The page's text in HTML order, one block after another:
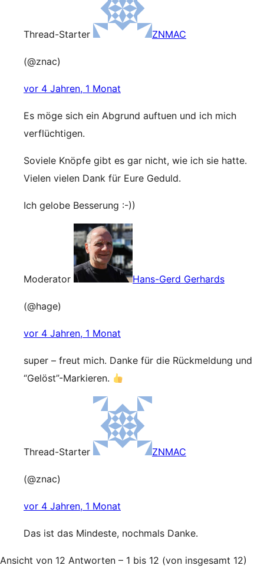
Thread-Starter ZNMAC
(@znac)
vor 4 Jahren, 1 Monat
Es möge sich ein Abgrund auftuen und ich mich
verflüchtigen.
Soviele Knöpfe gibt es gar nicht, wie ich sie hatte.
Vielen vielen Dank für Eure Geduld.
Ich gelobe Besserung :-))
Moderator Hans-Gerd Gerhards
(@hage)
vor 4 Jahren, 1 Monat
super – freut mich. Danke für die Rückmeldung und
“Gelöst”-Markieren.
Thread-Starter ZNMAC
(@znac)
vor 4 Jahren, 1 Monat
Das ist das Mindeste, nochmals Danke.
Ansicht von 12 Antworten – 1 bis 12 (von insgesamt 12)